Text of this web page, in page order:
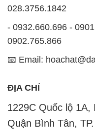
028.3756.1842
- 0932.660.696 -
0902.765.866
📧 Email:
ĐỊA CHỈ
1229C Quốc lộ
Quận Bình Tân,